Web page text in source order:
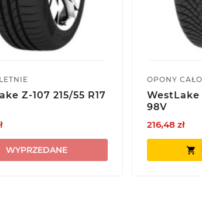
Z-107 215/55 R17
WYPRZEDANE
OPONY
WestLake
98V
216,48 zł
